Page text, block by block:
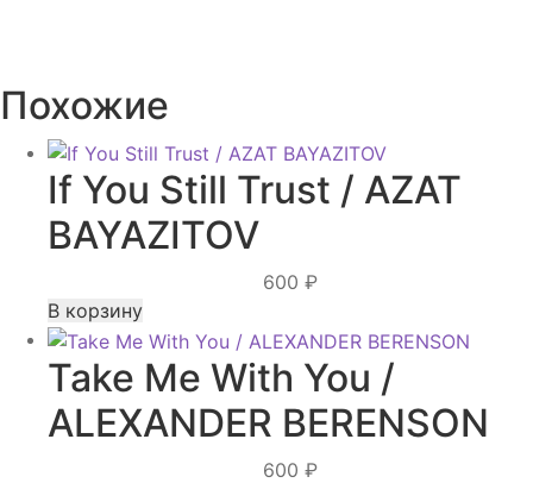
Похожие
If You Still Trust / AZAT
BAYAZITOV
600 ₽
В корзину
Take Me With You /
ALEXANDER BERENSON
600 ₽